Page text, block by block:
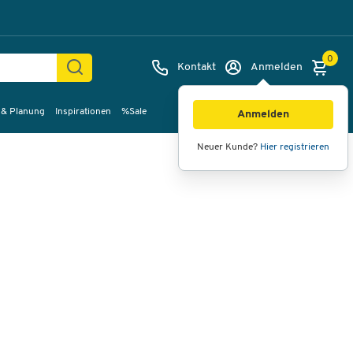
Kontakt Anmelden
Anmelden
Neuer Kunde? Hier registrieren
0
Planung Inspirationen %Sale
Bilder Videos 360°-Ansicht